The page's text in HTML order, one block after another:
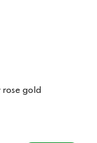
gold